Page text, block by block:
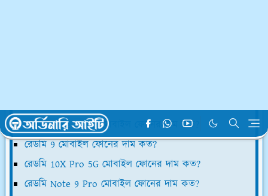
রেডমি Note 8 Pro মোবাইল ফোনের দাম কত?
রেডমি 9 মোবাইল ফোনের দাম কত?
রেডমি 10X Pro 5G মোবাইল ফোনের দাম কত?
রেডমি Note 9 Pro মোবাইল ফোনের দাম কত?